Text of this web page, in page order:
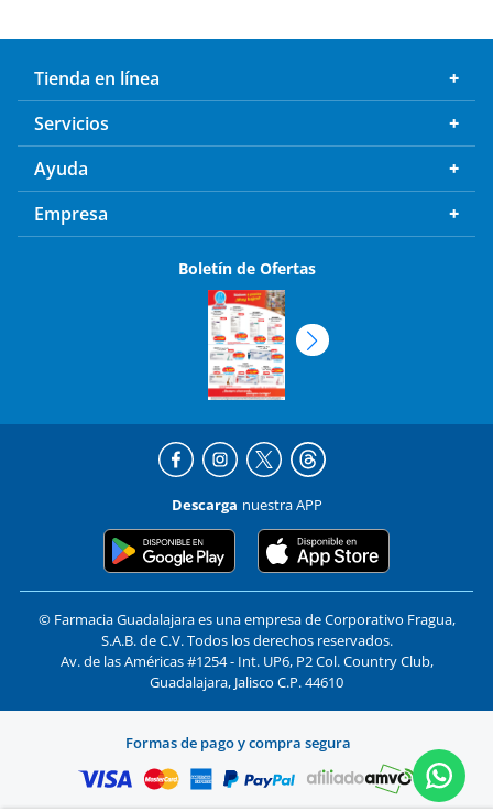
Tienda en línea
Servicios
Ayuda
Empresa
Boletín de Ofertas
Descarga nuestra APP
© Farmacia Guadalajara es una empresa de Corporativo Fragua,
S.A.B. de C.V. Todos los derechos reservados.
Av. de las Américas #1254 - Int. UP6, P2 Col. Country Club,
Guadalajara, Jalisco C.P. 44610
Formas de pago y compra segura